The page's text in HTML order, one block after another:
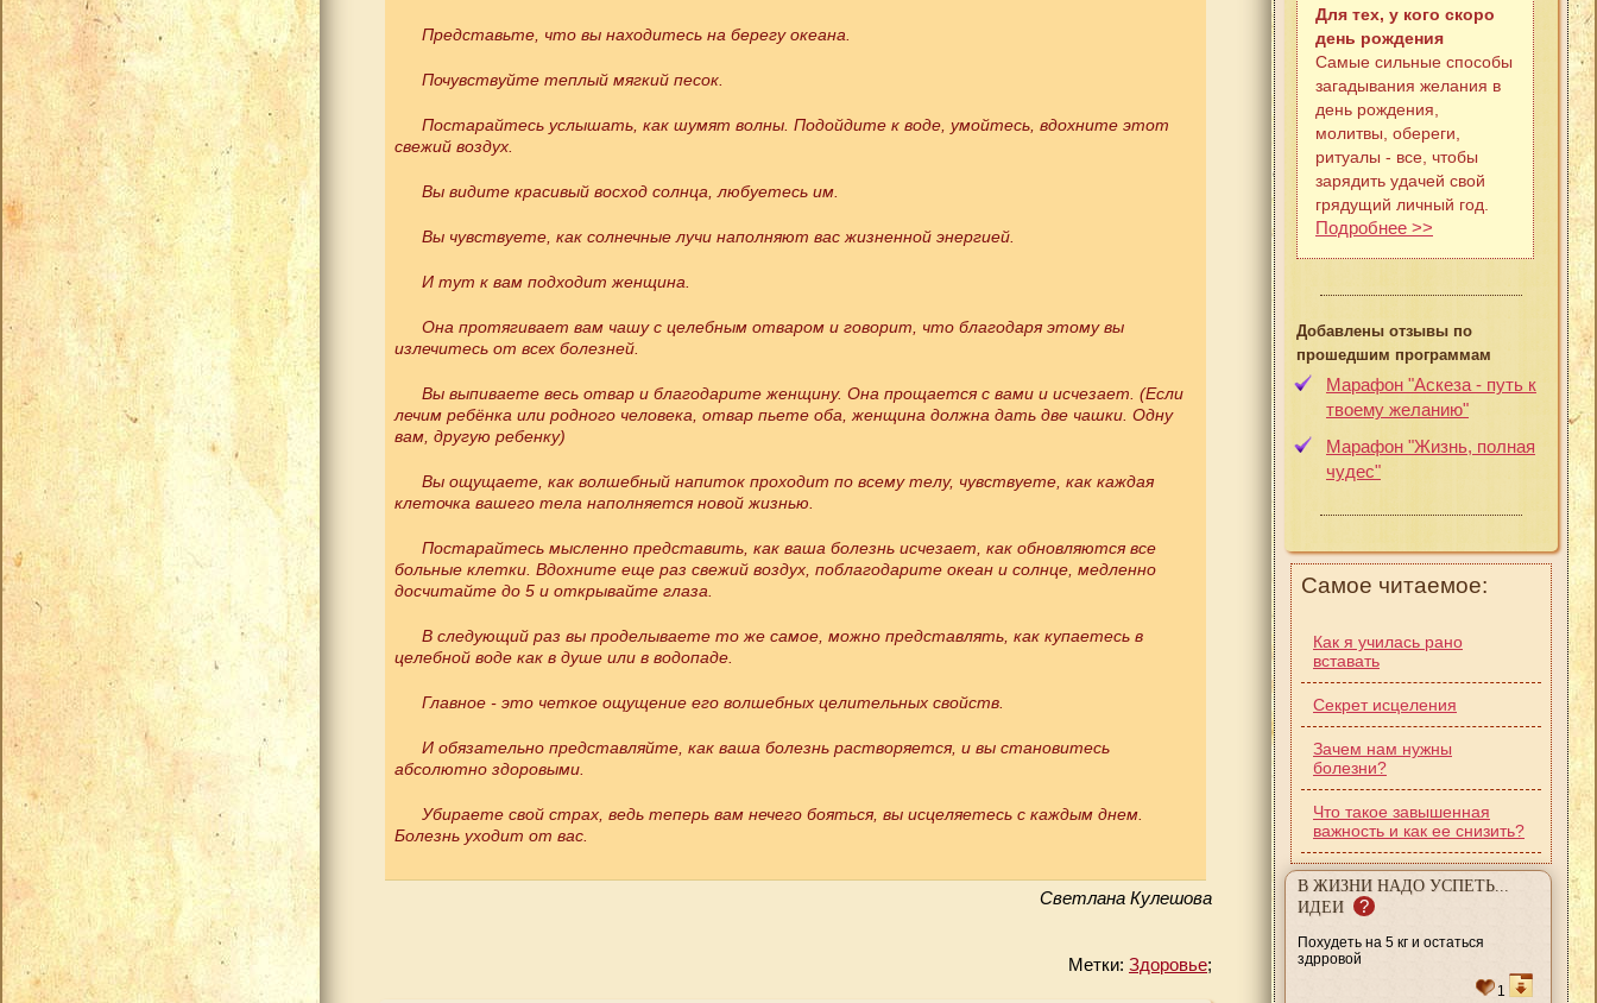
Представьте, что вы находитесь на берегу океана.
Почувствуйте теплый мягкий песок.
Постарайтесь услышать, как шумят волны. Подойдите к воде, умойтесь, вдохните этот
свежий воздух.
Вы видите красивый восход солнца, любуетесь им.
Вы чувствуете, как солнечные лучи наполняют вас жизненной энергией.
И тут к вам подходит женщина.
Она протягивает вам чашу с целебным отваром и говорит, что благодаря этому вы
излечитесь от всех болезней.
Вы выпиваете весь отвар и благодарите женщину. Она прощается с вами и исчезает. (Если
лечим ребёнка или родного человека, отвар пьете оба, женщина должна дать две чашки. Одну
вам, другую ребенку)
Вы ощущаете, как волшебный напиток проходит по всему телу, чувствуете, как каждая
клеточка вашего тела наполняется новой жизнью.
Постарайтесь мысленно представить, как ваша болезнь исчезает, как обновляются все
больные клетки. Вдохните еще раз свежий воздух, поблагодарите океан и солнце, медленно
досчитайте до 5 и открывайте глаза.
В следующий раз вы проделываете то же самое, можно представлять, как купаетесь в
целебной воде как в душе или в водопаде.
Главное - это четкое ощущение его волшебных целительных свойств.
И обязательно представляйте, как ваша болезнь растворяется, и вы становитесь
абсолютно здоровыми.
Убираете свой страх, ведь теперь вам нечего бояться, вы исцеляетесь с каждым днем.
Болезнь уходит от вас.
Светлана Кулешова
Метки: Здоровье;
Для тех, у кого скоро
день рождения
Самые сильные способы
загадывания желания в
день рождения,
молитвы, обереги,
ритуалы - все, чтобы
зарядить удачей свой
грядущий личный год.
Подробнее >>
Добавлены отзывы по
прошедшим программам
Марафон "Аскеза - путь к
твоему желанию"
Марафон "Жизнь, полная
чудес"
Самое читаемое:
Как я училась рано
вставать
Секрет исцеления
Зачем нам нужны
болезни?
Что такое завышенная
важность и как ее снизить?
В ЖИЗНИ НАДО УСПЕТЬ...
ИДЕИ
?
Похудеть на 5 кг и остаться
здрровой
1